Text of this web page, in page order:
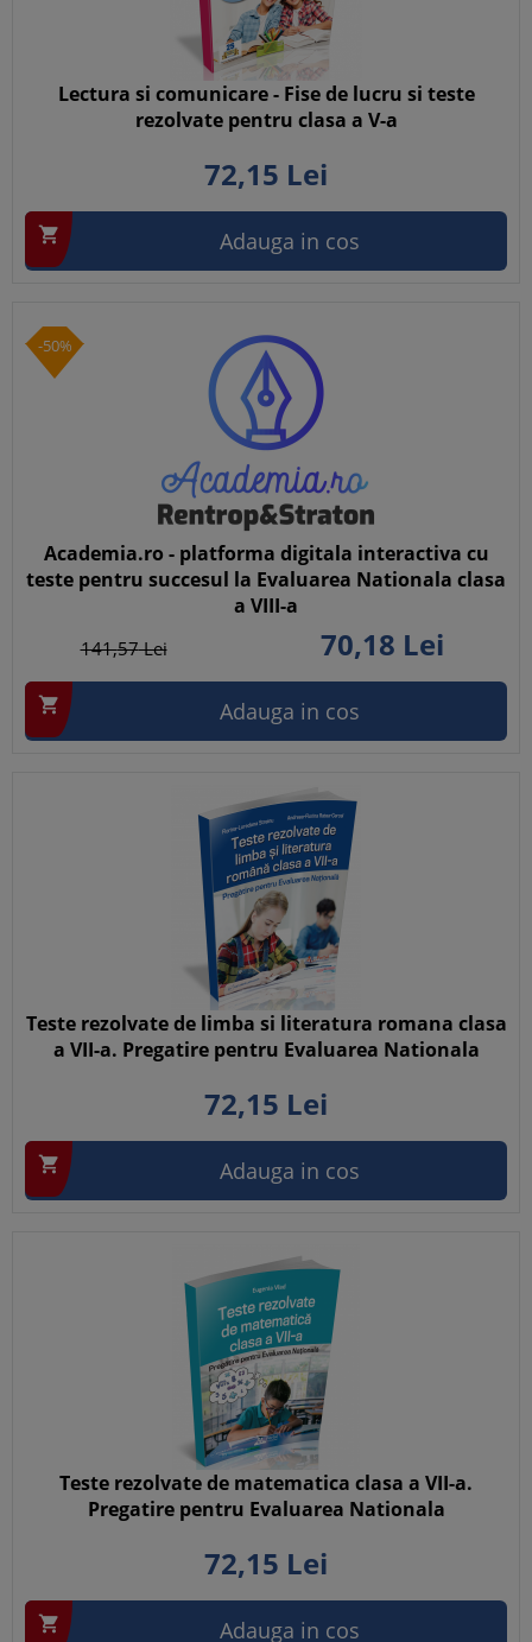
Lectura si comunicare - Fise de lucru si teste
rezolvate pentru clasa a V-a
72,15 Lei
 Adauga in cos
-50%
Academia.ro - platforma digitala interactiva cu
teste pentru succesul la Evaluarea Nationala clasa
a VIII-a
141,57Lei 70,18 Lei
 Adauga in cos
Teste rezolvate de limba si literatura romana clasa
a VII-a. Pregatire pentru Evaluarea Nationala
72,15 Lei
 Adauga in cos
Teste rezolvate de matematica clasa a VII-a.
Pregatire pentru Evaluarea Nationala
72,15 Lei
 Adauga in cos